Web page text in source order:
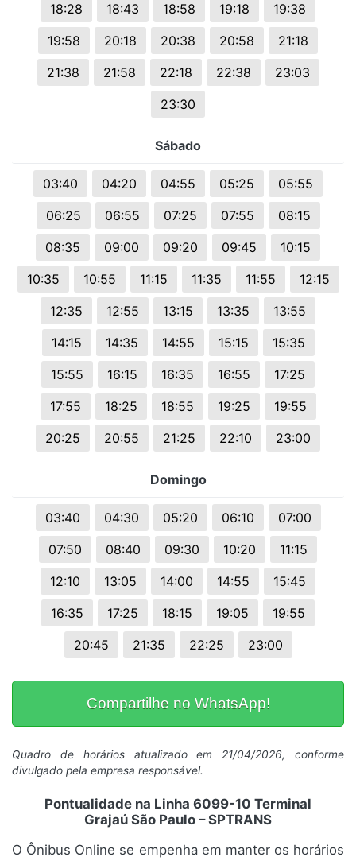
18:28
18:43 18:58 19:18
19:38
19:58
20:18 20:38 20:58
21:18
21:38
21:58 22:18 22:38
23:03
23:30
Sábado
03:40 04:20 04:55 05:25
05:55
06:25
06:55 07:25 07:55
08:15
08:35
09:00 09:20 09:45
10:15
10:35
10:55 11:15 11:35 11:55
12:15
12:35
12:55 13:15 13:35
13:55
14:15
14:35 14:55 15:15
15:35
15:55
16:15 16:35 16:55
17:25
17:55
18:25 18:55 19:25
19:55
20:25
20:55 21:25 22:10 23:00
Domingo
03:40 04:30 05:20 06:10
07:00
07:50
08:40 09:30 10:20
11:15
12:10
13:05 14:00 14:55
15:45
16:35
17:25 18:15 19:05
19:55
20:45
21:35 22:25 23:00
Compartilhe no WhatsApp!
Quadro de horários atualizado em 21/04/2026, conforme
divulgado pela empresa responsável.
Pontualidade na Linha 6099-10 Terminal
Grajaú São Paulo – SPTRANS
O Ônibus Online se empenha em manter os horários